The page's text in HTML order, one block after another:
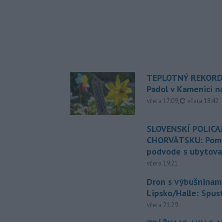
TEPLOTNÝ
Padol v Kamenici
včera 17:09, aktualizované
včera 18:42
SLOVENSKÍ
CHORVÁTSKU:
podvode s
včera 19:21
Dron s
Lipsko/Halle:
včera 21:29